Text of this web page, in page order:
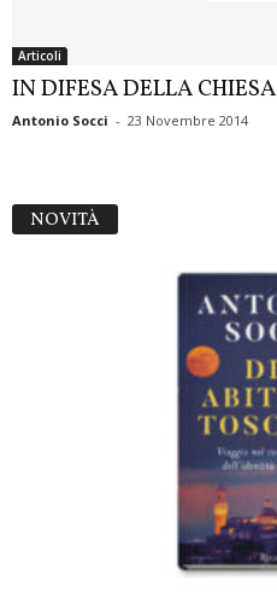
Articoli
IN DIFESA DELLA CHIESA
Antonio Socci - 23 Novembre 2014
NOVITÀ